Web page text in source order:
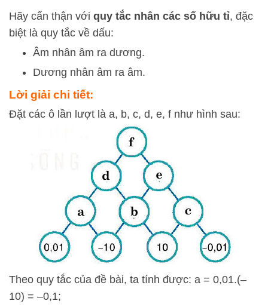
Hãy cẩn thận với quy tắc nhân các số hữu tỉ, đặc
biệt là quy tắc về dấu:
Âm nhân âm ra dương.
Dương nhân âm ra âm.
Lời giải chi tiết:
Đặt các ô lần lượt là a, b, c, d, e, f như hình sau:
Theo quy tắc của đề bài, ta tính được: a = 0,01.(–
10) = –0,1;